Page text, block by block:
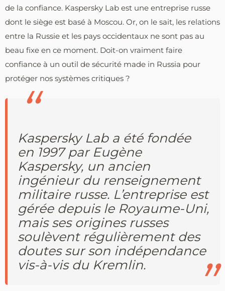
de la confiance. Kaspersky Lab est une entreprise russe
dont le siège est basé à Moscou. Or, on le sait, les relations
entre la Russie et les pays occidentaux ne sont pas au
beau fixe en ce moment. Doit-on vraiment faire
confiance à un outil de sécurité made in Russia pour
protéger nos systèmes critiques ?
Kaspersky Lab a été fondée
en 1997 par Eugène
Kaspersky, un ancien
ingénieur du renseignement
militaire russe. L’entreprise est
gérée depuis le Royaume-Uni,
mais ses origines russes
soulèvent régulièrement des
doutes sur son indépendance
vis-à-vis du Kremlin.